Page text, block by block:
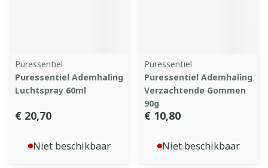
Puressentiel
Puressentiel Ademhaling
Luchtspray 60ml
€ 20,70
Niet beschikbaar
Puressentiel
Puressentiel Ademhaling
Verzachtende Gommen
90g
€ 10,80
Niet beschikbaar